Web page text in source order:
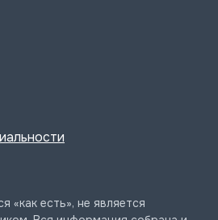
«как есть», не является